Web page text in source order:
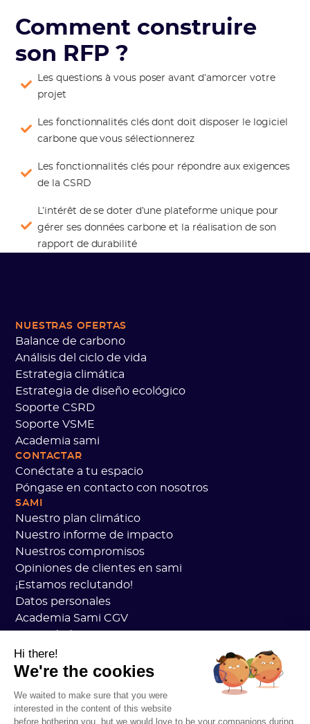
Comment construire
son RFP ?
Les questions à vous poser avant d’amorcer votre
projet
Les fonctionnalités clés dont doit disposer le logiciel
carbone que vous sélectionnerez
Les fonctionnalités clés pour répondre aux exigences
de la CSRD
L’intérêt de se doter d’une plateforme unique pour
gérer ses données carbone et la réalisation de son
rapport de durabilité
NUESTRAS OFERTAS
Balance de carbono
Análisis del ciclo de vida
Estrategia climática
Estrategia de diseño ecológico
Soporte CSRD
Soporte VSME
Academia sami
CONTACTAR
Conéctate a tu espacio
Póngase en contacto con nosotros
SAMI
Nuestro plan climático
Nuestro informe de impacto
Nuestros compromisos
Opiniones de clientes en sami
¡Estamos reclutando!
Datos personales
Academia Sami CGV
Estado de los servicios
Información legal
Plan general de carbono
Práctica de carbono abierto
Hi there!
We're the cookies
We waited to make sure that you were
interested in the content of this website
before bothering you, but we would love to be your companions during